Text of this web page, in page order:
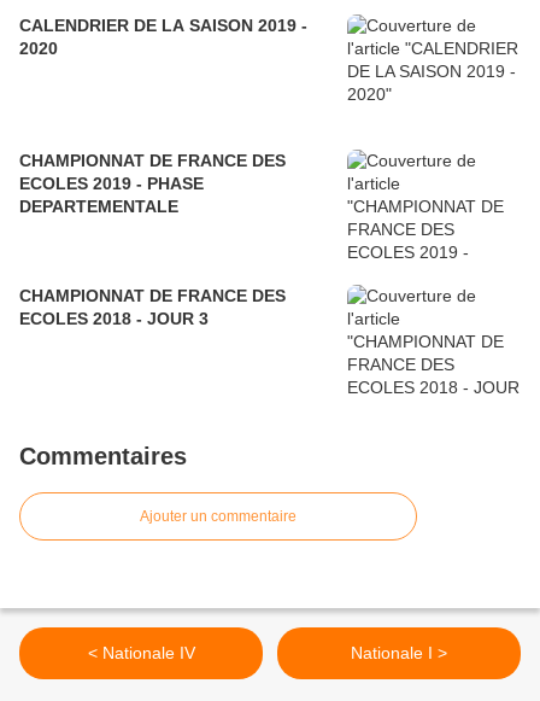
CALENDRIER DE LA SAISON 2019 -
2020
CHAMPIONNAT DE FRANCE DES
ECOLES 2019 - PHASE
DEPARTEMENTALE
CHAMPIONNAT DE FRANCE DES
ECOLES 2018 - JOUR 3
Commentaires
Ajouter un commentaire
< Nationale IV Nationale I >